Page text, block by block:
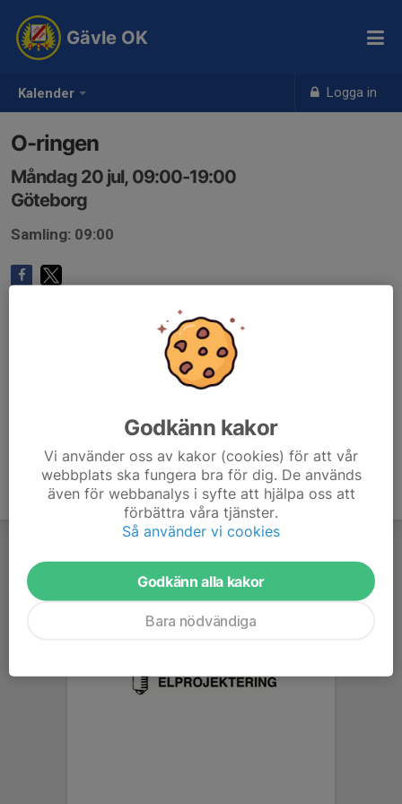
Kalender Logga in
Gävle OK
O-ringen
Måndag 20 jul, 09:00-19:00
Göteborg
Samling: 09:00
Godkänn kakor
Vi använder oss av kakor (cookies) för att vår
webbplats ska fungera bra för dig. De används
även för webbanalys i syfte att hjälpa oss att
förbättra våra tjänster.
Så använder vi cookies
Godkänn alla kakor
Bara nödvändiga